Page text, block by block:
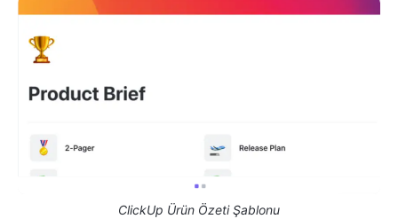
ClickUp Ürün Özeti Şablonu